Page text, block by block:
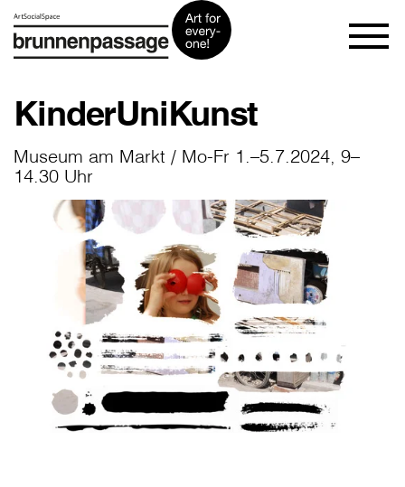
KinderUniKunst
Museum am Markt / Mo-Fr 1.–5.7.2024, 9–
14.30 Uhr